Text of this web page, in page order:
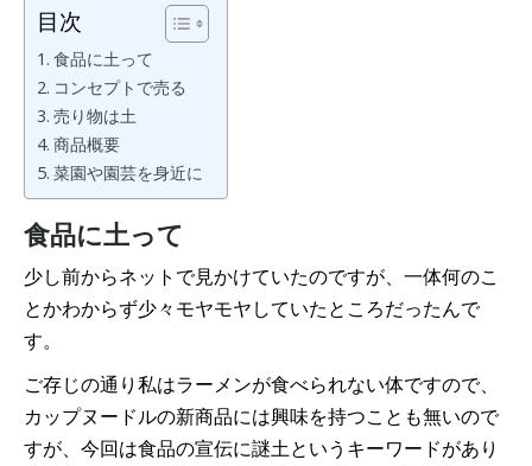
目次
食品に土って
コンセプトで売る
売り物は土
商品概要
菜園や園芸を身近に
食品に土って
少し前からネットで見かけていたのですが、一体何のこ
とかわからず少々モヤモヤしていたところだったんで
す。
ご存じの通り私はラーメンが食べられない体ですので、
カップヌードルの新商品には興味を持つことも無いので
すが、今回は食品の宣伝に謎土というキーワードがあり